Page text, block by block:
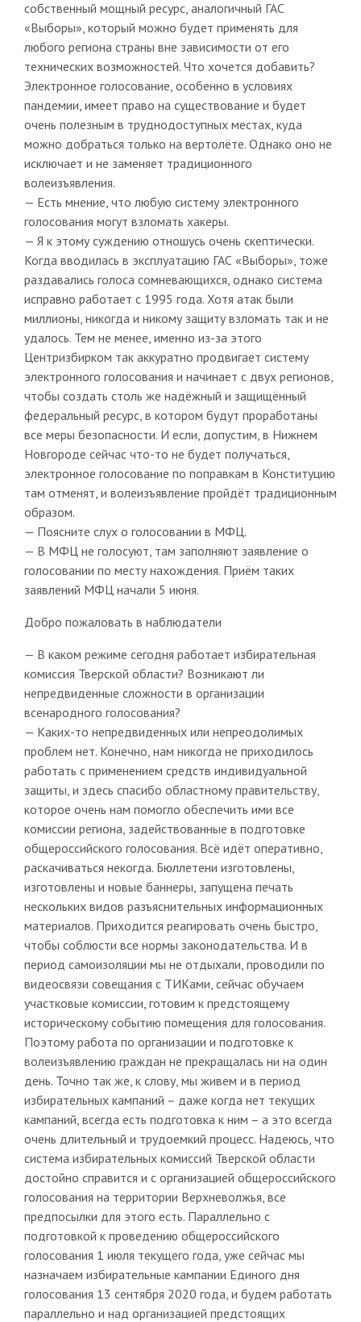
собственный мощный ресурс, аналогичный ГАС
«Выборы», который можно будет применять для
любого региона страны вне зависимости от его
технических возможностей. Что хочется добавить?
Электронное голосование, особенно в условиях
пандемии, имеет право на существование и будет
очень полезным в труднодоступных местах, куда
можно добраться только на вертолёте. Однако оно не
исключает и не заменяет традиционного
волеизъявления.
— Есть мнение, что любую систему электронного
голосования могут взломать хакеры.
— Я к этому суждению отношусь очень скептически.
Когда вводилась в эксплуатацию ГАС «Выборы», тоже
раздавались голоса сомневающихся, однако система
исправно работает с 1995 года. Хотя атак были
миллионы, никогда и никому защиту взломать так и не
удалось. Тем не менее, именно из-за этого
Центризбирком так аккуратно продвигает систему
электронного голосования и начинает с двух регионов,
чтобы создать столь же надёжный и защищённый
федеральный ресурс, в котором будут проработаны
все меры безопасности. И если, допустим, в Нижнем
Новгороде сейчас что-то не будет получаться,
электронное голосование по поправкам в Конституцию
там отменят, и волеизъявление пройдёт традиционным
образом.
— Поясните слух о голосовании в МФЦ.
— В МФЦ не голосуют, там заполняют заявление о
голосовании по месту нахождения. Приём таких
заявлений МФЦ начали 5 июня.
Добро пожаловать в наблюдатели
— В каком режиме сегодня работает избирательная
комиссия Тверской области? Возникают ли
непредвиденные сложности в организации
всенародного голосования?
— Каких-то непредвиденных или непреодолимых
проблем нет. Конечно, нам никогда не приходилось
работать с применением средств индивидуальной
защиты, и здесь спасибо областному правительству,
которое очень нам помогло обеспечить ими все
комиссии региона, задействованные в подготовке
общероссийского голосования. Всё идёт оперативно,
раскачиваться некогда. Бюллетени изготовлены,
изготовлены и новые баннеры, запущена печать
нескольких видов разъяснительных информационных
материалов. Приходится реагировать очень быстро,
чтобы соблюсти все нормы законодательства. И в
период самоизоляции мы не отдыхали, проводили по
видеосвязи совещания с ТИКами, сейчас обучаем
участковые комиссии, готовим к предстоящему
историческому событию помещения для голосования.
Поэтому работа по организации и подготовке к
волеизъявлению граждан не прекращалась ни на один
день. Точно так же, к слову, мы живем и в период
избирательных кампаний – даже когда нет текущих
кампаний, всегда есть подготовка к ним – а это всегда
очень длительный и трудоемкий процесс. Надеюсь, что
система избирательных комиссий Тверской области
достойно справится и с организацией общероссийского
голосования на территории Верхневолжья, все
предпосылки для этого есть. Параллельно с
подготовкой к проведению общероссийского
голосования 1 июля текущего года, уже сейчас мы
назначаем избирательные кампании Единого дня
голосования 13 сентября 2020 года, и будем работать
параллельно и над организацией предстоящих